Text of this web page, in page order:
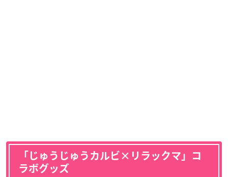
「じゅうじゅうカルビ×リラックマ」コ
ラボグッズ